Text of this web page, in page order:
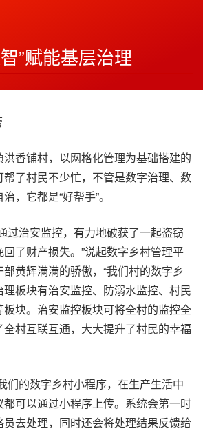
”赋能基层治理
香铺村，以网格化管理为基础搭建的
了村民不少忙，不管是数字治理、数
，它都是“好帮手”。
过治安监控，有力地破获了一起盗窃
了财产损失。”说起数字乡村管理平
黄辉满满的骄傲，“我们村的数字乡
板块有治安监控、防溺水监控、村民
块。治安监控板块可将全村的监控全
村互联互通，大大提升了村民的幸福
们的数字乡村小程序，在生产生活中
可以通过小程序上传。系统会第一时
去处理，同时还会将处理结果反馈给